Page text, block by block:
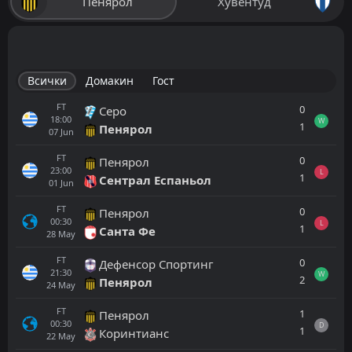
Всички Домакин Гост
FT
18:00
07 Jun
Серо
Пенярол
0
1
W
FT
23:00
01 Jun
Пенярол
Сентрал Еспаньол
0
1
L
FT
00:30
28 May
Пенярол
Санта Фе
0
1
L
FT
21:30
24 May
Дефенсор Спортинг
Пенярол
0
2
W
FT
00:30
22 May
Пенярол
Коринтианс
1
1
D